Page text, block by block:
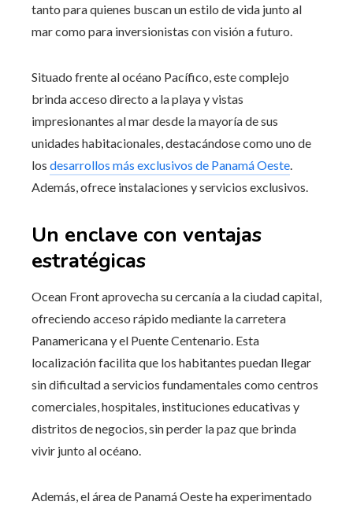
tanto para quienes buscan un estilo de vida junto al
mar como para inversionistas con visión a futuro.
Situado frente al océano Pacífico, este complejo
brinda acceso directo a la playa y vistas
impresionantes al mar desde la mayoría de sus
unidades habitacionales, destacándose como uno de
los desarrollos más exclusivos de Panamá Oeste
Además, ofrece instalaciones y servicios exclusivos.
Un enclave con ventajas
estratégicas
Ocean Front aprovecha su cercanía a la ciudad capital,
ofreciendo acceso rápido mediante la carretera
Panamericana y el Puente Centenario. Esta
localización facilita que los habitantes puedan llegar
sin dificultad a servicios fundamentales como centros
comerciales, hospitales, instituciones educativas y
distritos de negocios, sin perder la paz que brinda
vivir junto al océano.
Además, el área de Panamá Oeste ha experimentado